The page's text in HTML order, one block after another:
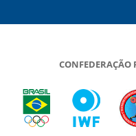
CONFEDERAÇÃO